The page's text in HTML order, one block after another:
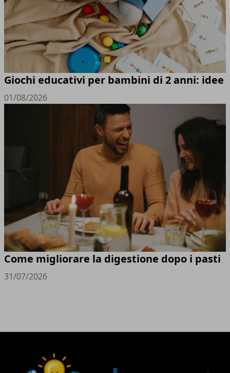
Giochi educativi per bambini di 2 anni: idee
01/08/2026
Come migliorare la digestione dopo i pasti
31/07/2026